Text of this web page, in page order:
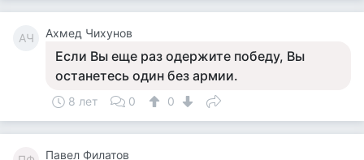
АЧ Ахмед Чихунов
Если Вы еще раз одержите победу, Вы
останетесь один без армии.
8 лет 0 0
Павел Филатов